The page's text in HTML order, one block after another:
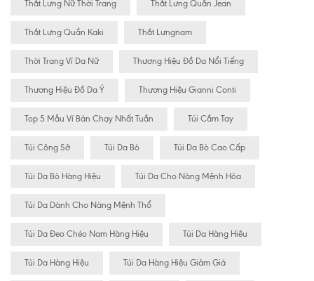
Thắt Lưng Nữ Thời Trang Thắt Lưng Quần Jean
Thắt Lưng Quần Kaki Thắt Lưngnam
Thời Trang Ví Da Nữ Thương Hiệu Đồ Da Nổi Tiếng
Thương Hiệu Đồ Da Ý Thương Hiệu Gianni Conti
Top 5 Mẫu Ví Bán Chạy Nhất Tuần Túi Cầm Tay
Túi Công Sở Túi Da Bò Túi Da Bò Cao Cấp
Túi Da Bò Hàng Hiệu Túi Da Cho Nàng Mệnh Hỏa
Túi Da Dành Cho Nàng Mệnh Thổ
Túi Da Đeo Chéo Nam Hàng Hiệu Túi Da Hàng Hiêu
Túi Da Hàng Hiệu Túi Da Hàng Hiệu Giảm Giá